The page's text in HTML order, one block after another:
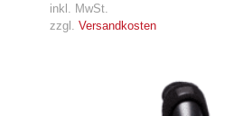
inkl. MwSt.
zzgl. Versandkosten